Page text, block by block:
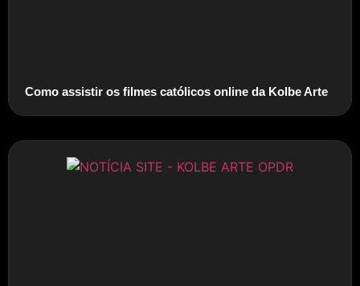
Como assistir os filmes católicos online da Kolbe Arte